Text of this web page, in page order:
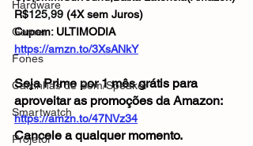
Hardware
Gamer
Fones
Caixinhas de Som/Speaker
Smartwatch
Projetor
R$125,99 (4X sem Juros)
Cupom: ULTIMODIA
https://amzn.to/3XsANkY
Seja Prime por 1 mês grátis para
aproveitar as promoções da Amazon:
https://amzn.to/47NVz34
Cancele a qualquer momento.